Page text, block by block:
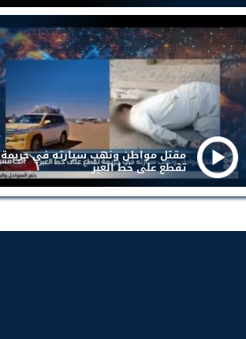
مقتل مواطن ونهب سيارته في جريمة
تقطع على خط العبر